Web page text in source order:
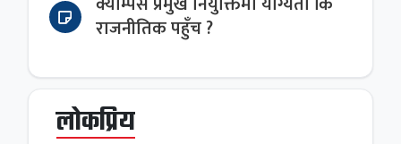
राजनीतिक पहुँच ?
लोकप्रिय